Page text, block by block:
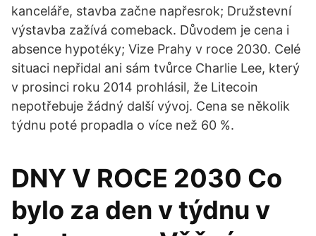
kanceláře, stavba začne napřesrok; Družstevní
výstavba zažívá comeback. Důvodem je cena i
absence hypotéky; Vize Prahy v roce 2030. Celé
situaci nepřidal ani sám tvůrce Charlie Lee, který
v prosinci roku 2014 prohlásil, že Litecoin
nepotřebuje žádný další vývoj. Cena se několik
týdnu poté propadla o více než 60 %.
DNY V ROCE 2030 Co
bylo za den v týdnu v